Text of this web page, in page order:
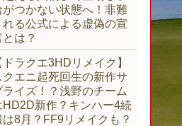
がつかない状態へ！非難
れる公式による虚偽の宣
とは？
ドラクエ3HDリメイク】
クエニ起死回生の新作サ
ライズ！？浅野のチーム
HD2D新作？キンハー4続
は8月？FF9リメイクも？